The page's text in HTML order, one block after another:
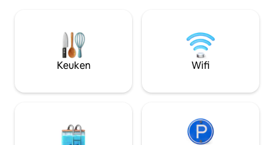
40 m ²! Een zeldzame ruimte in Algiers
waar je kunt ontspannen of een maaltijd
in de buitenlucht kunt delen.
Keuken Wifi